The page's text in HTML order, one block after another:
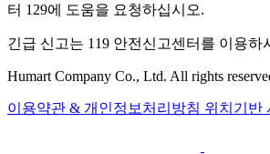
터 129에 도움을 요청하십시오.
긴급 신고는 119 안전신고센터를 이용하
Humart Company Co., Ltd. All rights
이용약관 & 개인정보처리방침 위치기반